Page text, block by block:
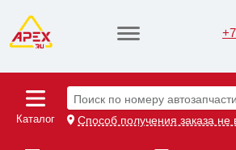
Каталог
Поиск по номеру автозапчасти
Способ получения заказа не